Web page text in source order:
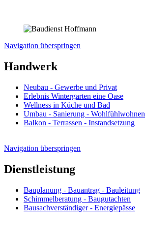
Navigation überspringen
Handwerk
Neubau - Gewerbe und Privat
Erlebnis Wintergarten eine Oase
Wellness in Küche und Bad
Umbau - Sanierung - Wohlfühlwohnen
Balkon - Terrassen - Instandsetzung
Navigation überspringen
Dienstleistung
Bauplanung - Bauantrag - Bauleitung
Schimmelberatung - Baugutachten
Bausachverständiger - Energiepässe